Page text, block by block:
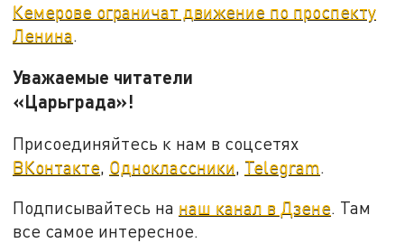
Кемерове ограничат движение по проспекту
Ленина.
Уважаемые читатели
«Царьграда»!
Присоединяйтесь к нам в соцсетях
ВКонтакте Одноклассники Telegram
Подписывайтесь на наш канал в Дзене. Там
все самое интересное.